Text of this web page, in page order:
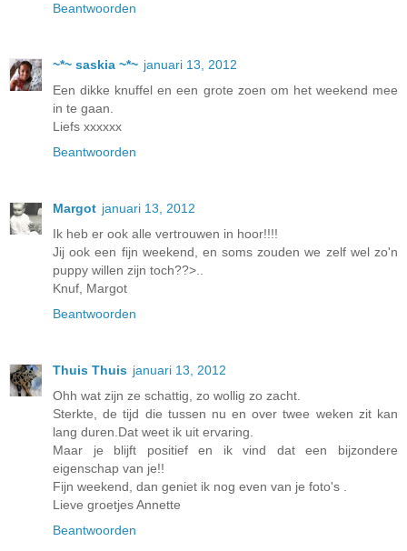
Beantwoorden
~*~ saskia ~*~ januari 13, 2012
Een dikke knuffel en een grote zoen om het weekend mee
in te gaan.
Liefs xxxxxx
Beantwoorden
Margot januari 13, 2012
Ik heb er ook alle vertrouwen in hoor!!!!
Jij ook een fijn weekend, en soms zouden we zelf wel zo'n
puppy willen zijn toch??>..
Knuf, Margot
Beantwoorden
Thuis Thuis januari 13, 2012
Ohh wat zijn ze schattig, zo wollig zo zacht.
Sterkte, de tijd die tussen nu en over twee weken zit kan
lang duren.Dat weet ik uit ervaring.
Maar je blijft positief en ik vind dat een bijzondere
eigenschap van je!!
Fijn weekend, dan geniet ik nog even van je foto's .
Lieve groetjes Annette
Beantwoorden